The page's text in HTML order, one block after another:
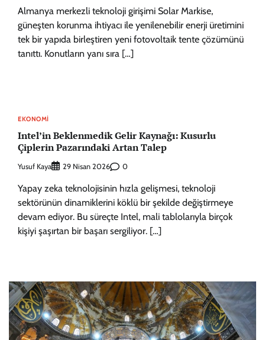
Almanya merkezli teknoloji girişimi Solar Markise,
güneşten korunma ihtiyacı ile yenilenebilir enerji üretimini
tek bir yapıda birleştiren yeni fotovoltaik tente çözümünü
tanıttı. Konutların yanı sıra […]
EKONOMI
Intel’in Beklenmedik Gelir Kaynağı: Kusurlu
Çiplerin Pazarındaki Artan Talep
Yusuf Kaya 29 Nisan 2026 0
Yapay zeka teknolojisinin hızla gelişmesi, teknoloji
sektörünün dinamiklerini köklü bir şekilde değiştirmeye
devam ediyor. Bu süreçte Intel, mali tablolarıyla birçok
kişiyi şaşırtan bir başarı sergiliyor. […]